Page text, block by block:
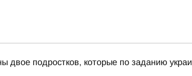
подростков, которые по заданию